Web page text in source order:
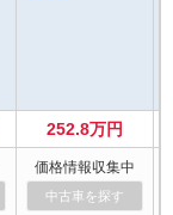
252.8万円
価格情報収集中
中古車を探す